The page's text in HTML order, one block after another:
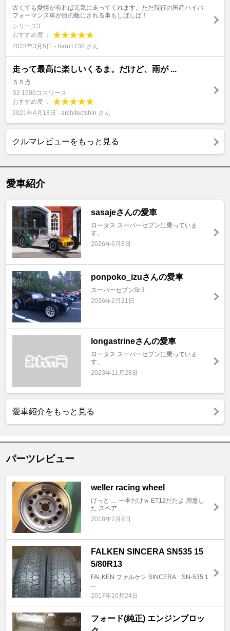
古くても愛情が有れば元気に走ってくれます。ただ現行の国産ハイパ
フォーマンス車が目の敵にされる事もしばしば！
シリーズ3
おすすめ度 ：
2023年3月5日 - haru1738 さん
走って最高に楽しいくるま。だけど、雨が ...
５５点
S2 1500コスワース
おすすめ度 ：
2021年4月18日 - architectshin さん
クルマレビューをもっと見る
愛車紹介
sasajeさんの愛車
ロータス スーパーセブンに乗っていま
す。
2026年6月8日
ponpoko_izuさんの愛車
スーパーセブンSr.3
2026年2月21日
longastrineさんの愛車
ロータス スーパーセブンに乗っていま
す。
2023年11月28日
愛車紹介をもっと見る
パーツレビュー
weller racing wheel
げっと … 一本だけｗ ET12だたよ 用意し
た スペア ...
2018年2月9日
FALKEN SINCERA SN535 15
5/80R13
FALKEN ファルケン SINCERA SN-535 1
...
2017年10月24日
フォード(純正) エンジンブロッ